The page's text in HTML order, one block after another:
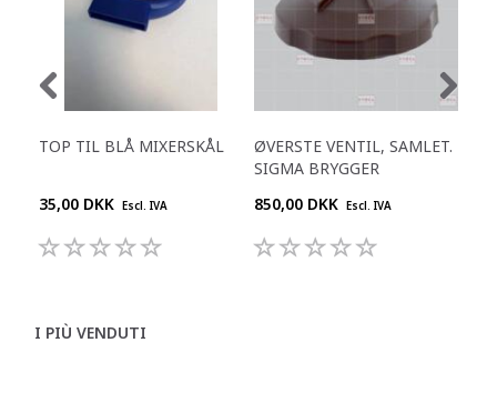
TOP TIL BLÅ MIXERSKÅL
35,00 DKK Escl. IVA
ØVERSTE VENTIL, SAMLET.
SIGMA BRYGGER
850,00 DKK Escl. IVA
I PIÙ VENDUTI